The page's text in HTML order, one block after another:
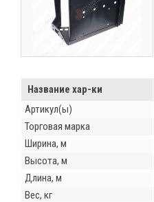
Название хар-ки
Артикул(ы)
Торговая марка
Ширина, м
Высота, м
Длина, м
Вес, кг